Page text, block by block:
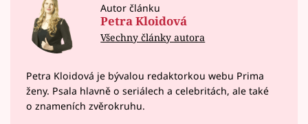
Autor článku
Petra Kloidová
Všechny články autora
Petra Kloidová je bývalou redaktorkou webu Prima
ženy. Psala hlavně o seriálech a celebritách, ale také
o znameních zvěrokruhu.